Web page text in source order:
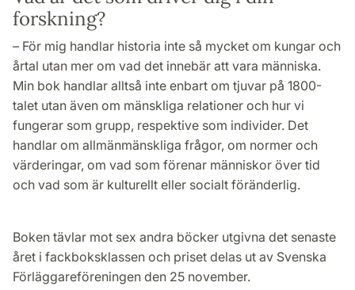
forskning?
– För mig handlar historia inte så mycket om kungar och
årtal utan mer om vad det innebär att vara människa.
Min bok handlar alltså inte enbart om tjuvar på 1800-
talet utan även om mänskliga relationer och hur vi
fungerar som grupp, respektive som individer. Det
handlar om allmänmänskliga frågor, om normer och
värderingar, om vad som förenar människor över tid
och vad som är kulturellt eller socialt föränderlig.
Boken tävlar mot sex andra böcker utgivna det senaste
året i fackboksklassen och priset delas ut av Svenska
Förläggareföreningen den 25 november.